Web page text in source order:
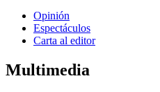
Opinión
Espectáculos
Carta al editor
Multimedia